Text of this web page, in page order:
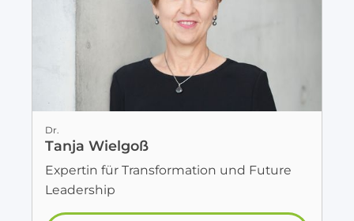
Dr.
Tanja Wielgoß
Expertin für Transformation und Future
Leadership